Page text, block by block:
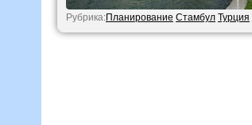
Рубрика:Планирование СтамбулТурция